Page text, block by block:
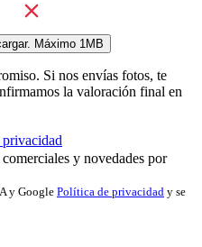
Si nos envías fotos, te
la valoración final en
y novedades por
y Google Política de privacidad y se